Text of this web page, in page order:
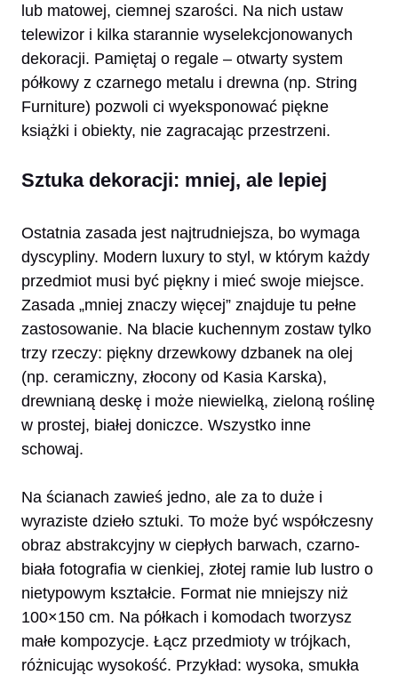
lub matowej, ciemnej szarości. Na nich ustaw
telewizor i kilka starannie wyselekcjonowanych
dekoracji. Pamiętaj o regale – otwarty system
półkowy z czarnego metalu i drewna (np. String
Furniture) pozwoli ci wyeksponować piękne
książki i obiekty, nie zagracając przestrzeni.
Sztuka dekoracji: mniej, ale lepiej
Ostatnia zasada jest najtrudniejsza, bo wymaga
dyscypliny. Modern luxury to styl, w którym każdy
przedmiot musi być piękny i mieć swoje miejsce.
Zasada „mniej znaczy więcej” znajduje tu pełne
zastosowanie. Na blacie kuchennym zostaw tylko
trzy rzeczy: piękny drzewkowy dzbanek na olej
(np. ceramiczny, złocony od Kasia Karska),
drewnianą deskę i może niewielką, zieloną roślinę
w prostej, białej doniczce. Wszystko inne
schowaj.
Na ścianach zawieś jedno, ale za to duże i
wyraziste dzieło sztuki. To może być współczesny
obraz abstrakcyjny w ciepłych barwach, czarno-
biała fotografia w cienkiej, złotej ramie lub lustro o
nietypowym kształcie. Format nie mniejszy niż
100×150 cm. Na półkach i komodach tworzysz
małe kompozycje. Łącz przedmioty w trójkach,
różnicując wysokość. Przykład: wysoka, smukła